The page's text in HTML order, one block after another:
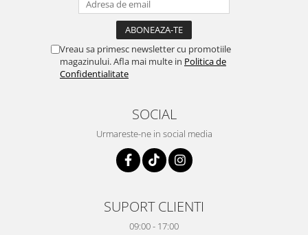
Vreau sa primesc newsletter cu promotiile
magazinului. Afla mai multe in Politica de
Confidentialitate
SOCIAL
Urmareste-ne in social media
SUPORT CLIENTI
09:00 - 17:00